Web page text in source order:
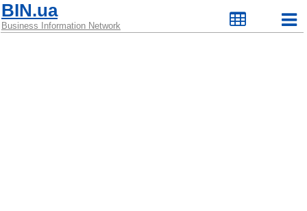
BIN.ua
Business Information Network